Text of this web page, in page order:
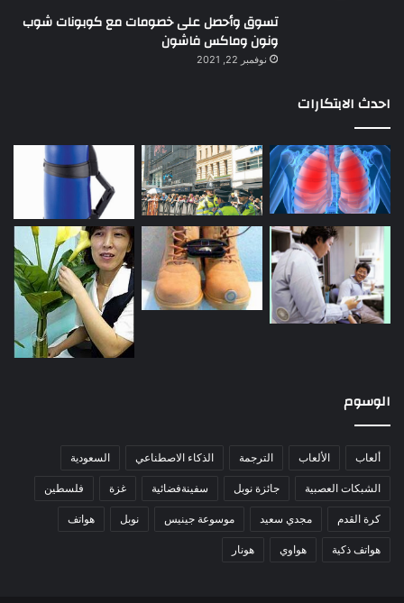
تسوق وأحصل على خصومات مع كوبونات شوب
ونون وماكس فاشون
نوفمبر 22, 2021
احدث الابتكارات
الوسوم
ألعاب الألعاب الترجمة الذكاء الاصطناعي السعودية
الشبكات العصبية جائزة نوبل سفينةفضائية غزة فلسطين
كرة القدم مجدي سعيد موسوعة جينيس نوبل هواتف
هواتف ذكية هواوي هونار